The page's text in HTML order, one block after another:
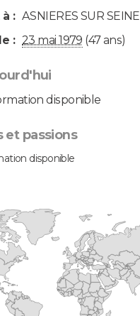
: ASNIERES SUR SEINE
: 23 mai 1979 (47 ans)
disponible
et passions
disponible